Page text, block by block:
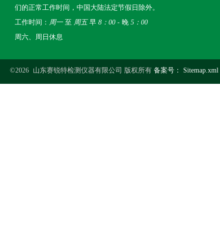
们的正常工作时间，中国大陆法定节假日除外。
工作时间： 周一至 周五早 8：00 - 晚 5：00
周六、周日休息
©2026 山东赛锐特检测仪器有限公司 版权所有 备案号： Sitemap.xml